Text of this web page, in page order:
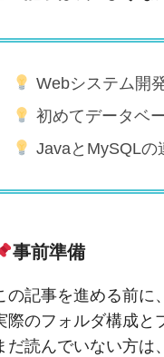
Webシステム開
初めてデータベ
JavaとMySQLの
事前準備
の記事を進める前に
際のフォルダ構成と
だ読んでいない方は